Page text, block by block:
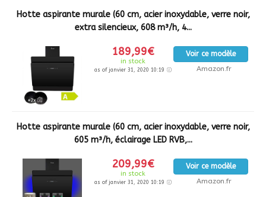
Hotte aspirante murale (60 cm, acier inoxydable, verre noir,
extra silencieux, 608 m³/h, 4...
189,99€
in stock
as of janvier 31, 2020 10:19
Voir ce modèle
Amazon.fr
Hotte aspirante murale (60 cm, acier inoxydable, verre noir,
605 m³/h, éclairage LED RVB,...
209,99€
in stock
as of janvier 31, 2020 10:19
Voir ce modèle
Amazon.fr